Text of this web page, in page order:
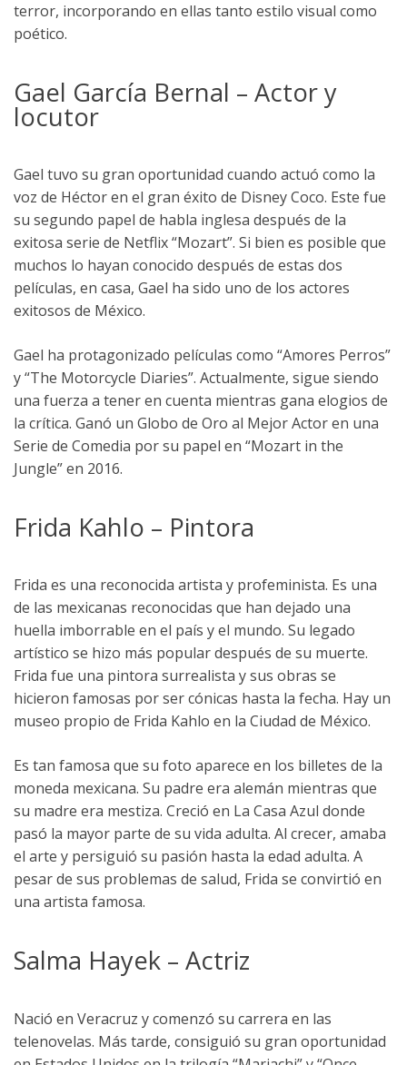
terror, incorporando en ellas tanto estilo visual como
poético.
Gael García Bernal – Actor y
locutor
Gael tuvo su gran oportunidad cuando actuó como la
voz de Héctor en el gran éxito de Disney Coco. Este fue
su segundo papel de habla inglesa después de la
exitosa serie de Netflix “Mozart”. Si bien es posible que
muchos lo hayan conocido después de estas dos
películas, en casa, Gael ha sido uno de los actores
exitosos de México.
Gael ha protagonizado películas como “Amores Perros”
y “The Motorcycle Diaries”. Actualmente, sigue siendo
una fuerza a tener en cuenta mientras gana elogios de
la crítica. Ganó un Globo de Oro al Mejor Actor en una
Serie de Comedia por su papel en “Mozart in the
Jungle” en 2016.
Frida Kahlo – Pintora
Frida es una reconocida artista y profeminista. Es una
de las mexicanas reconocidas que han dejado una
huella imborrable en el país y el mundo. Su legado
artístico se hizo más popular después de su muerte.
Frida fue una pintora surrealista y sus obras se
hicieron famosas por ser cónicas hasta la fecha. Hay un
museo propio de Frida Kahlo en la Ciudad de México.
Es tan famosa que su foto aparece en los billetes de la
moneda mexicana. Su padre era alemán mientras que
su madre era mestiza. Creció en La Casa Azul donde
pasó la mayor parte de su vida adulta. Al crecer, amaba
el arte y persiguió su pasión hasta la edad adulta. A
pesar de sus problemas de salud, Frida se convirtió en
una artista famosa.
Salma Hayek – Actriz
Nació en Veracruz y comenzó su carrera en las
telenovelas. Más tarde, consiguió su gran oportunidad